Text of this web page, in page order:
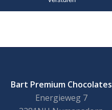
Bart Premium Chocolates
Energieweg 7